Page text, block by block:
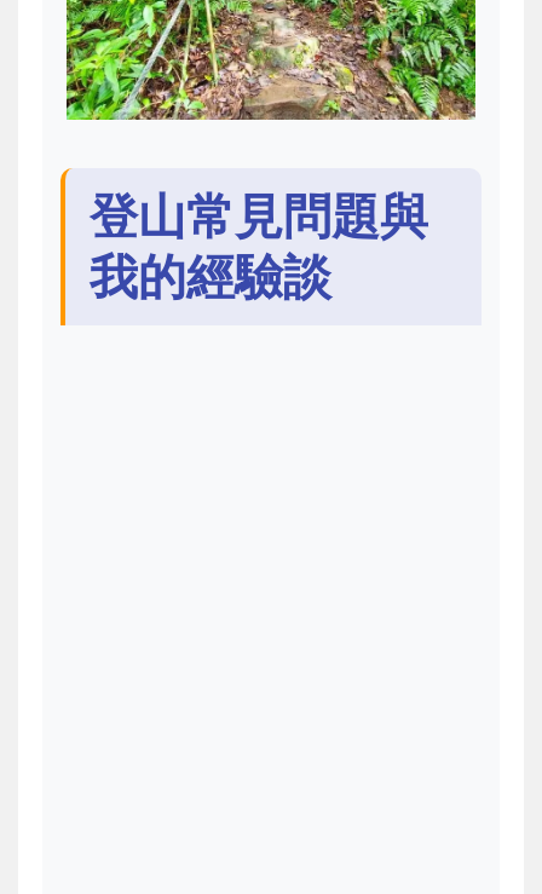
登山常見問題與
我的經驗談